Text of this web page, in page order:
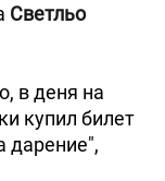
Светльо
в деня на
купил билет
дарение",